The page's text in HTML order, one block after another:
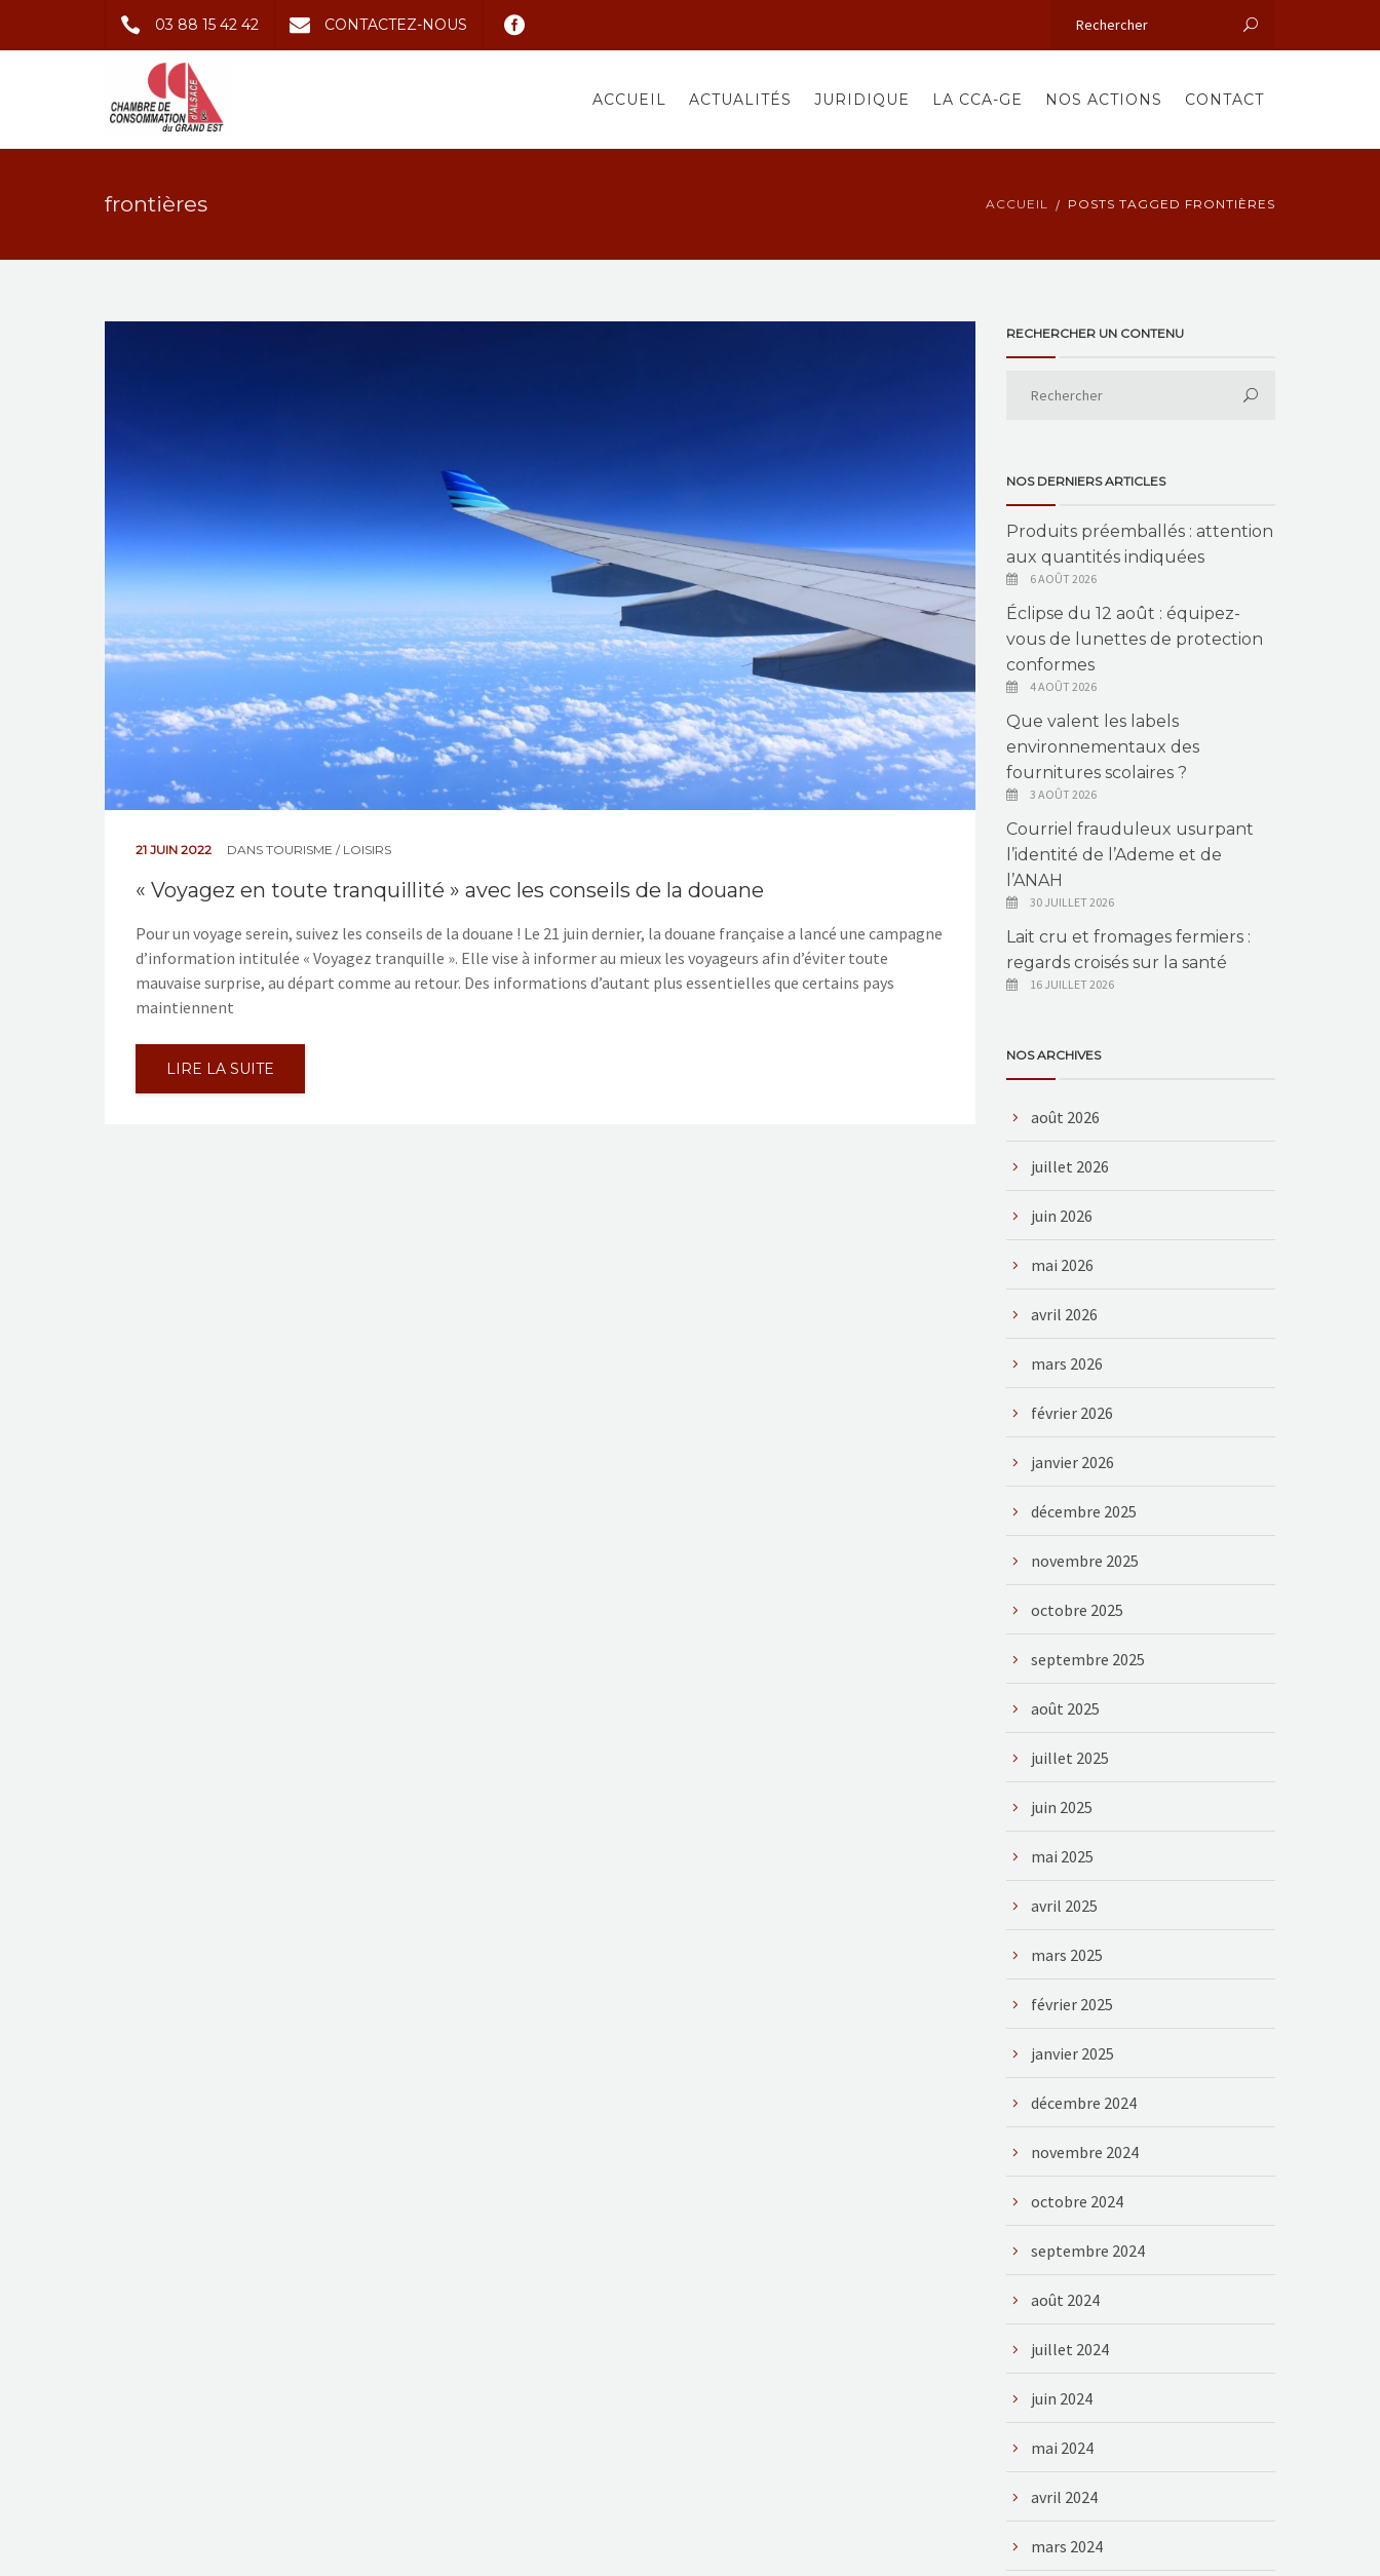
03 88 15 42 42 CONTACTEZ-NOUS
ACCUEIL ACTUALITÉS JURIDIQUE LA CCA-GE NOS ACTIONS CONTACT
frontières ACCUEIL POSTS TAGGED FRONTIÈRES
21 JUIN 2022 DANS TOURISME / LOISIRS
« Voyagez en toute tranquillité » avec les conseils de la douane
Pour un voyage serein, suivez les conseils de la douane ! Le 21 juin dernier, la douane française a lancé une campagne
d’information intitulée « Voyagez tranquille ». Elle vise à informer au mieux les voyageurs afin d’éviter toute
mauvaise surprise, au départ comme au retour. Des informations d’autant plus essentielles que certains pays
maintiennent
LIRE LA SUITE
RECHERCHER UN CONTENU
NOS DERNIERS ARTICLES
Produits préemballés : attention
aux quantités indiquées
6 AOÛT 2026
Éclipse du 12 août : équipez-
vous de lunettes de protection
conformes
4 AOÛT 2026
Que valent les labels
environnementaux des
fournitures scolaires ?
3 AOÛT 2026
Courriel frauduleux usurpant
l’identité de l’Ademe et de
l’ANAH
30 JUILLET 2026
Lait cru et fromages fermiers :
regards croisés sur la santé
16 JUILLET 2026
NOS ARCHIVES
août 2026
juillet 2026
juin 2026
mai 2026
avril 2026
mars 2026
février 2026
janvier 2026
décembre 2025
novembre 2025
octobre 2025
septembre 2025
août 2025
juillet 2025
juin 2025
mai 2025
avril 2025
mars 2025
février 2025
janvier 2025
décembre 2024
novembre 2024
octobre 2024
septembre 2024
août 2024
juillet 2024
juin 2024
mai 2024
avril 2024
mars 2024